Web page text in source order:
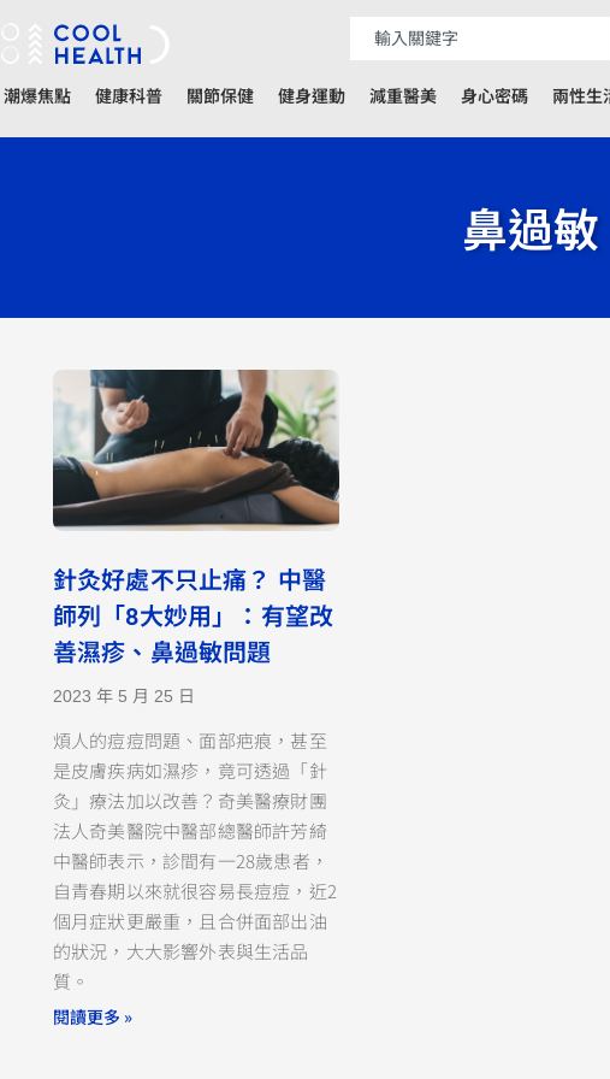
潮爆焦點 健康科普 關節保健 健身運動 減重醫美 身心密碼 兩性生
鼻過敏
針灸好處不只止痛？ 中醫
師列「8大妙用」：有望改
善濕疹、鼻過敏問題
2023 年 5 月 25 日
煩人的痘痘問題、面部疤痕，甚至
是皮膚疾病如濕疹，竟可透過「針
灸」療法加以改善？奇美醫療財團
法人奇美醫院中醫部總醫師許芳綺
中醫師表示，診間有一28歲患者，
自青春期以來就很容易長痘痘，近2
個月症狀更嚴重，且合併面部出油
的狀況，大大影響外表與生活品
質。
閱讀更多 »